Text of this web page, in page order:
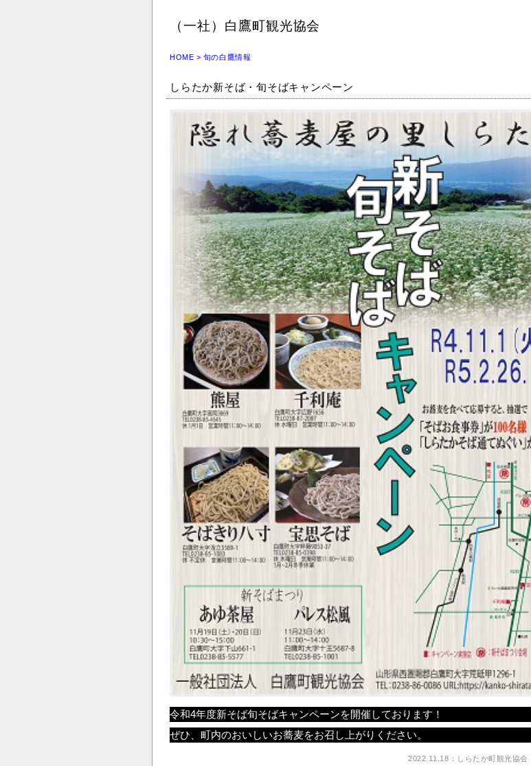
（一社）白鷹町観光協会
HOME > 旬の白鷹情報
しらたか新そば・旬そばキャンペーン
令和4年度新そば旬そばキャンペーンを開催しております！
ぜひ、町内のおいしいお蕎麦をお召し上がりください。
2022.11.18：しらたか町観光協会